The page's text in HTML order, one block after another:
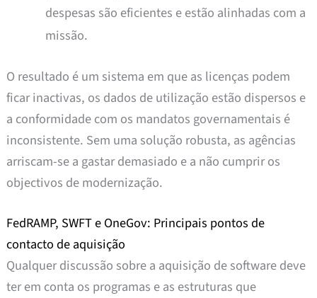
despesas são eficientes e estão alinhadas com a
missão.
O resultado é um sistema em que as licenças podem
ficar inactivas, os dados de utilização estão dispersos e
a conformidade com os mandatos governamentais é
inconsistente. Sem uma solução robusta, as agências
arriscam-se a gastar demasiado e a não cumprir os
objectivos de modernização.
FedRAMP, SWFT e OneGov: Principais pontos de
contacto de aquisição
Qualquer discussão sobre a aquisição de software deve
ter em conta os programas e as estruturas que